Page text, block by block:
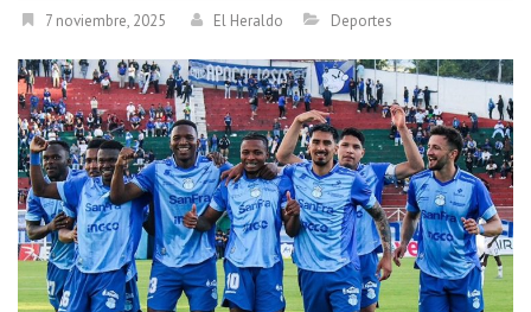
7 noviembre, 2025 El Heraldo Deportes